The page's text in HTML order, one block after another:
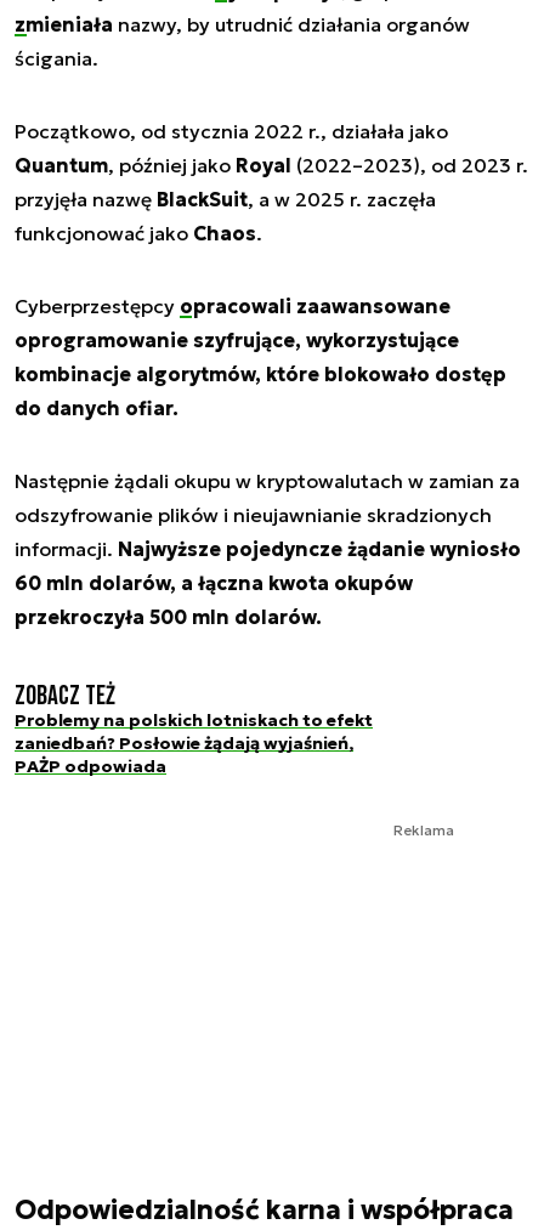
zmieniała nazwy, by utrudnić działania organów
ścigania.
Początkowo, od stycznia 2022 r., działała jako
Quantum, później jako Royal (2022–2023), od 2023 r.
przyjęła nazwę BlackSuit, a w 2025 r. zaczęła
funkcjonować jako Chaos.
Cyberprzestępcy opracowali zaawansowane
oprogramowanie szyfrujące, wykorzystujące
kombinacje algorytmów, które blokowało dostęp
do danych ofiar.
Następnie żądali okupu w kryptowalutach w zamian za
odszyfrowanie plików i nieujawnianie skradzionych
informacji. Najwyższe pojedyncze żądanie wyniosło
60 mln dolarów, a łączna kwota okupów
przekroczyła 500 mln dolarów.
Zobacz też
Problemy na polskich lotniskach to efekt
zaniedbań? Posłowie żądają wyjaśnień,
PAŻP odpowiada
Reklama
Odpowiedzialność karna i współpraca